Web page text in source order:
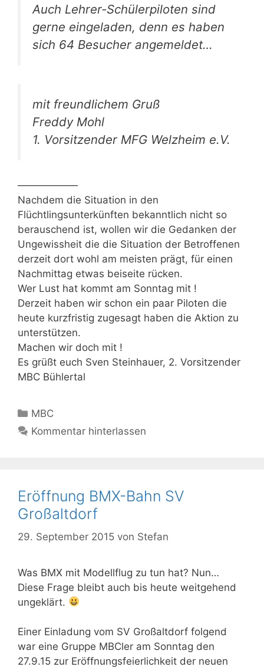
Auch Lehrer-Schülerpiloten sind
gerne eingeladen, denn es haben
sich 64 Besucher angemeldet…
mit freundlichem Gruß
Freddy Mohl
1. Vorsitzender MFG Welzheim e.V.
——————
Nachdem die Situation in den
Flüchtlingsunterkünften bekanntlich nicht so
berauschend ist, wollen wir die Gedanken der
Ungewissheit die die Situation der Betroffenen
derzeit dort wohl am meisten prägt, für einen
Nachmittag etwas beiseite rücken.
Wer Lust hat kommt am Sonntag mit !
Derzeit haben wir schon ein paar Piloten die
heute kurzfristig zugesagt haben die Aktion zu
unterstützen.
Machen wir doch mit !
Es grüßt euch Sven Steinhauer, 2. Vorsitzender
MBC Bühlertal
Kategorien
MBC
Kommentar hinterlassen
Eröffnung BMX-Bahn SV
Großaltdorf
29. September 2015 von Stefan
Was BMX mit Modellflug zu tun hat? Nun…
Diese Frage bleibt auch bis heute weitgehend
ungeklärt.
Einer Einladung vom SV Großaltdorf folgend
war eine Gruppe MBCler am Sonntag den
27.9.15 zur Eröffnungsfeierlichkeit der neuen